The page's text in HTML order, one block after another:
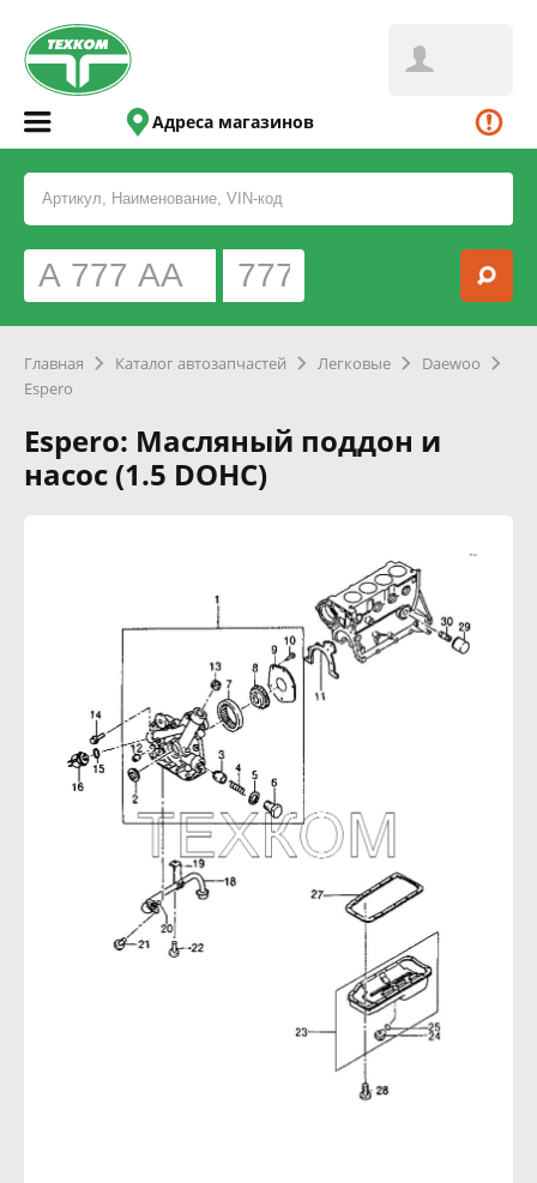
Адреса магазинов
Главная Каталог автозапчастей Легковые
Daewoo
Espero
Espero: Масляный поддон и
насос (1.5 DOHC)